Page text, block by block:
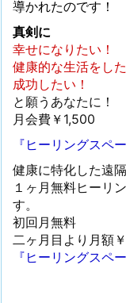
導かれたのです！
真剣に
幸せになりたい！
健康的な生活をし
成功したい！
と願うあなたに！
月会費￥1,500
『ヒーリングスペ
健康に特化した遠
１ヶ月無料ヒーリ
す。
初回月無料
二ヶ月目より月額
『ヒーリングスペ